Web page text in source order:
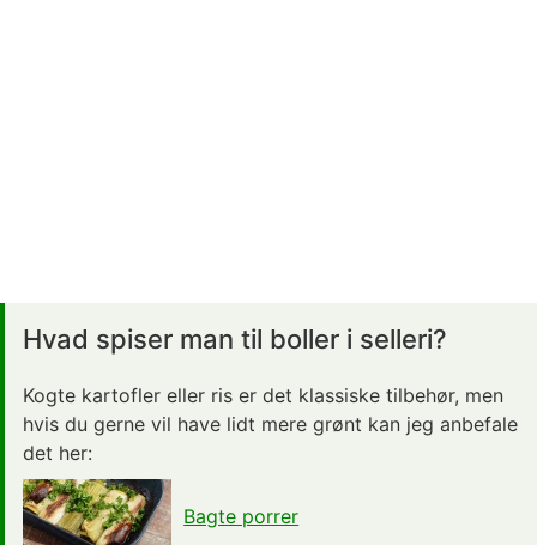
Hvad spiser man til boller i selleri?
Kogte kartofler eller ris er det klassiske tilbehør, men
hvis du gerne vil have lidt mere grønt kan jeg anbefale
det her:
Bagte porrer